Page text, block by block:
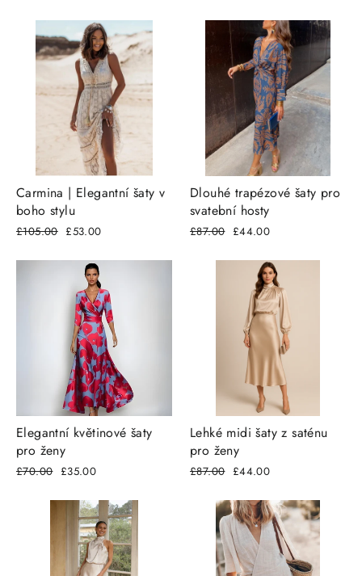
Carmina | Elegantní šaty v
boho stylu
Běžná
£105.00 Snížená
£53.00
Dlouhé trapézové šaty pro
svatební hosty
Běžná
£87.00 Snížená
£44.00
Elegantní květinové šaty
pro ženy
Běžná
£70.00 Snížená
£35.00
Lehké midi šaty z saténu
pro ženy
Běžná
£87.00 Snížená
£44.00